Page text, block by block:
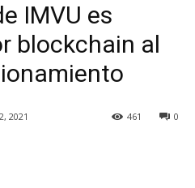
IMVU es
blockchain al
2021 0
461